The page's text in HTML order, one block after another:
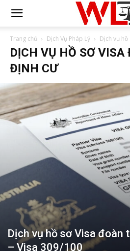
Trang chủ Dịch Vụ Pháp Lý Dịch vụ
DỊCH VỤ HỒ SƠ VISA
ĐỊNH CƯ
Dịch vụ hồ sơ Visa đoàn
– Visa 309/100